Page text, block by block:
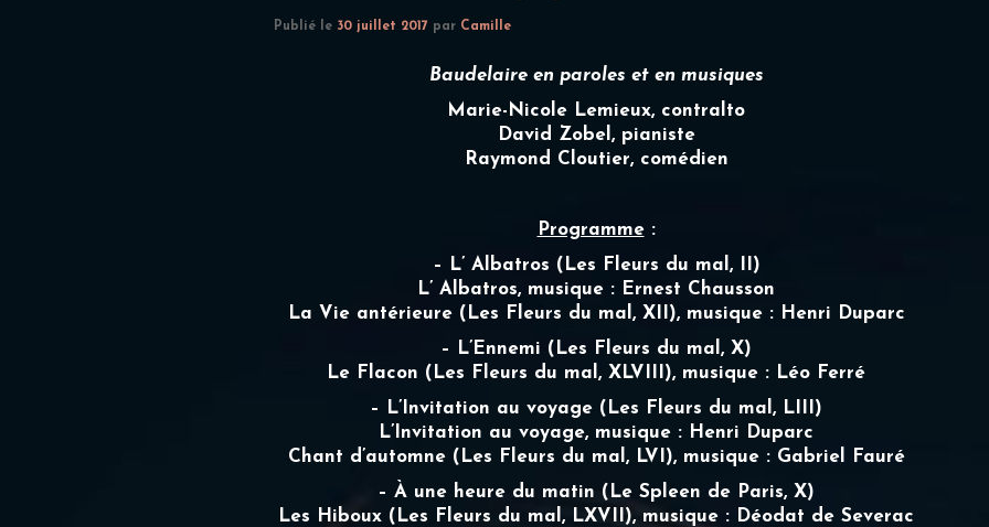
Publié le 30 juillet 2017 par Camille
Baudelaire en paroles et en musiques
Marie-Nicole Lemieux, contralto
David Zobel, pianiste
Raymond Cloutier, comédien
Programme:
– L’ Albatros (Les Fleurs du mal, II)
L’ Albatros, musique : Ernest Chausson
La Vie antérieure (Les Fleurs du mal, XII), musique : Henri Duparc
– L’Ennemi (Les Fleurs du mal, X)
Le Flacon (Les Fleurs du mal, XLVIII), musique : Léo Ferré
– L’Invitation au voyage (Les Fleurs du mal, LIII)
L’Invitation au voyage, musique : Henri Duparc
Chant d’automne (Les Fleurs du mal, LVI), musique : Gabriel Fauré
– À une heure du matin (Le Spleen de Paris, X)
Les Hiboux (Les Fleurs du mal, LXVII), musique : Déodat de Severac